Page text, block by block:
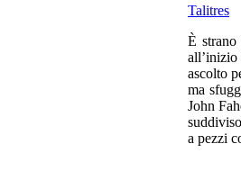
Talitres
È
ascolto
ma
John
a pezzi